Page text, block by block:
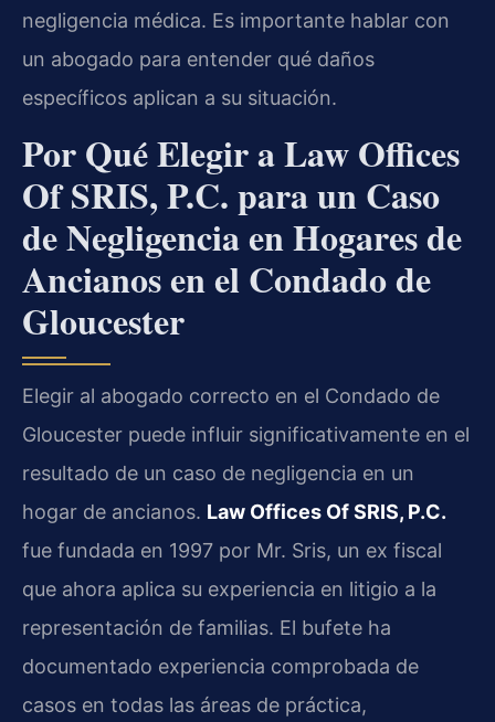
negligencia médica. Es importante hablar con
un abogado para entender qué daños
específicos aplican a su situación.
Por Qué Elegir a Law Offices
Of SRIS, P.C. para un Caso
de Negligencia en Hogares de
Ancianos en el Condado de
Gloucester
Elegir al abogado correcto en el Condado de
Gloucester puede influir significativamente en el
resultado de un caso de negligencia en un
hogar de ancianos. Law Offices Of SRIS, P.C.
fue fundada en 1997 por Mr. Sris, un ex fiscal
que ahora aplica su experiencia en litigio a la
representación de familias. El bufete ha
documentado experiencia comprobada de
casos en todas las áreas de práctica,